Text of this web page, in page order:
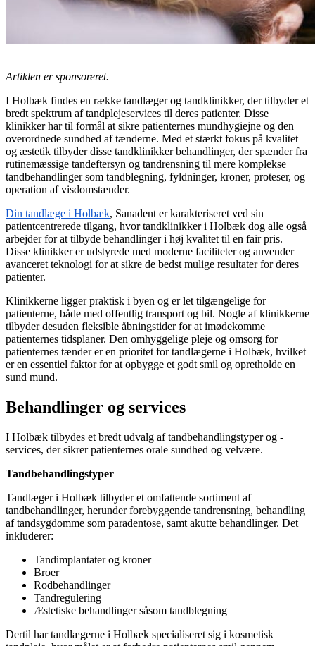
Artiklen er sponsoreret.
I Holbæk findes en række tandlæger og tandklinikker, der tilbyder et
bredt spektrum af tandplejeservices til deres patienter. Disse
klinikker har til formål at sikre patienternes mundhygiejne og den
overordnede sundhed af tænderne. Med et stærkt fokus på kvalitet
og æstetik tilbyder disse tandklinikker behandlinger, der spænder fra
rutinemæssige tandeftersyn og tandrensning til mere komplekse
tandbehandlinger som tandblegning, fyldninger, kroner, proteser, og
operation af visdomstænder.
Din tandlæge i Holbæk, Sanadent er karakteriseret ved sin
patientcentrerede tilgang, hvor tandklinikker i Holbæk dog alle også
arbejder for at tilbyde behandlinger i høj kvalitet til en fair pris.
Disse klinikker er udstyrede med moderne faciliteter og anvender
avanceret teknologi for at sikre de bedst mulige resultater for deres
patienter.
Klinikkerne ligger praktisk i byen og er let tilgængelige for
patienterne, både med offentlig transport og bil. Nogle af klinikkerne
tilbyder desuden fleksible åbningstider for at imødekomme
patienternes tidsplaner. Den omhyggelige pleje og omsorg for
patienternes tænder er en prioritet for tandlægerne i Holbæk, hvilket
er en essentiel faktor for at opbygge et godt smil og opretholde en
sund mund.
Behandlinger og services
I Holbæk tilbydes et bredt udvalg af tandbehandlingstyper og -
services, der sikrer patienternes orale sundhed og velvære.
Tandbehandlingstyper
Tandlæger i Holbæk tilbyder et omfattende sortiment af
tandbehandlinger, herunder forebyggende tandrensning, behandling
af tandsygdomme som paradentose, samt akutte behandlinger. Det
inkluderer:
Tandimplantater og kroner
Broer
Rodbehandlinger
Tandregulering
Æstetiske behandlinger såsom tandblegning
Dertil har tandlægerne i Holbæk specialiseret sig i kosmetisk